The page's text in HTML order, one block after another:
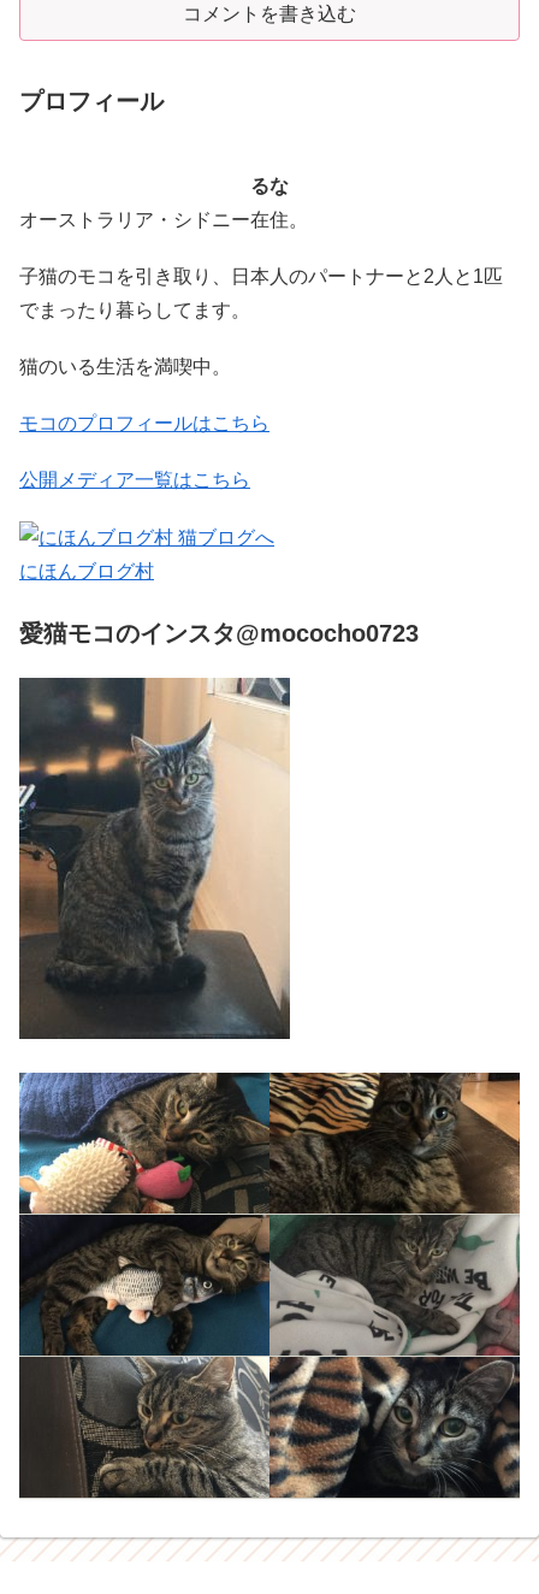
コメントを書き込む
プロフィール
るな
オーストラリア・シドニー在住。
子猫のモコを引き取り、日本人のパートナーと2人と1匹
でまったり暮らしてます。
猫のいる生活を満喫中。
モコのプロフィールはこちら
公開メディア一覧はこちら
にほんブログ村
愛猫モコのインスタ@mococho0723